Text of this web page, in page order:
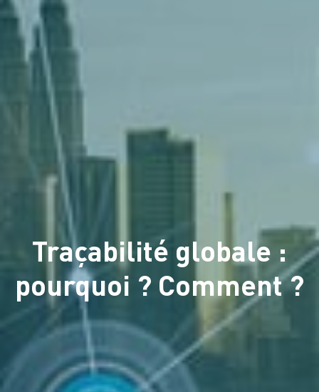
Traçabilité globale :
pourquoi ? Comment ?